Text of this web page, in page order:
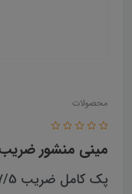
محصولات
مینی منشور ضریب 17/5
پک کامل ضریب 17/5